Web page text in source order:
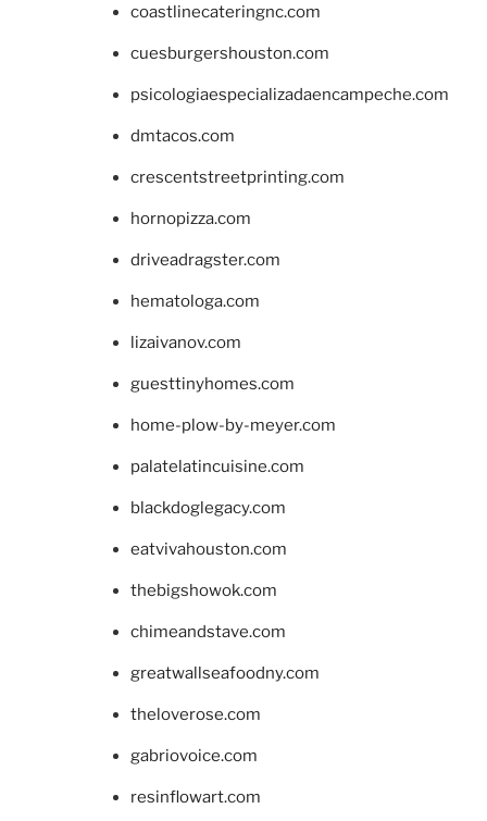
coastlinecateringnc.com
cuesburgershouston.com
psicologiaespecializadaencampeche.com
dmtacos.com
crescentstreetprinting.com
hornopizza.com
driveadragster.com
hematologa.com
lizaivanov.com
guesttinyhomes.com
home-plow-by-meyer.com
palatelatincuisine.com
blackdoglegacy.com
eatvivahouston.com
thebigshowok.com
chimeandstave.com
greatwallseafoodny.com
theloverose.com
gabriovoice.com
resinflowart.com